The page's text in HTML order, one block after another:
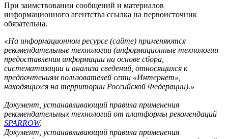
При заимствовании сообщений и материалов
информационного агентства ссылка на первоисточник
обязательна.
«На информационном ресурсе (сайте) применяются
рекомендательные технологии (информационные технологии
предоставления информации на основе сбора,
систематизации и анализа сведений, относящихся к
предпочтениям пользователей сети «Интернет»,
находящихся на территории Российской Федерации).»
Документ, устанавливающий правила применения
рекомендательных технологий от платформы рекомендаций
SPARROW.
Документ, устанавливающий правила применения